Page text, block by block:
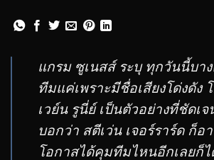
แกรม ซูเนสส์ ระบุ ทุกวันนี้บา
ทีมแค่เพราะมีชื่อเสียงโด่งดัง
เวย์น รูนี่ย์ เป็นตัวอย่างที่ชัดเ
บอกว่า สตีเว่น เจอร์ราร์ด ก็อ
โอกาสได้คุมทีมไหนอีกเลยก็